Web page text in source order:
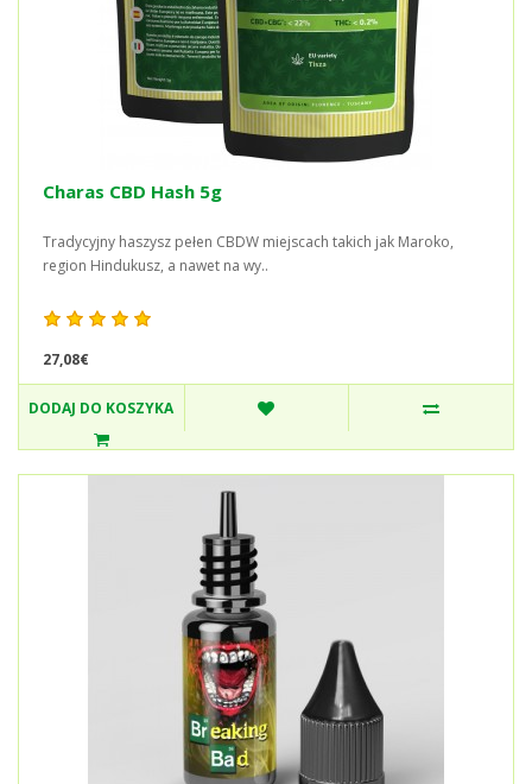
Charas CBD Hash 5g
Tradycyjny haszysz pełen CBDW miejscach takich jak Maroko,
region Hindukusz, a nawet na wy..
27,08€
DODAJ DO KOSZYKA